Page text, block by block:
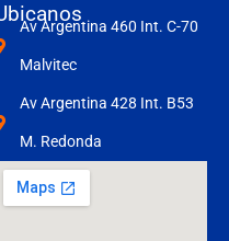
Av Argentina 460 Int. C-70
Malvitec
Av Argentina 428 Int. B53
M. Redonda